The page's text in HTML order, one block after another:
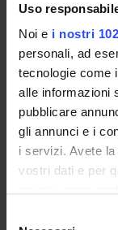
Uso
Noi e i nostri
personali, ad
tecnologie come
alle informazioni
pubblicare
gli annunci e i
i servizi. Avete
vostri dati e per
- Venipuntura e
- Realizzare la
orale
- Aspirare e
intramuscolare e
- Posizionare un
linea infusiva
- Effettuare
farmaci
- Tecniche di